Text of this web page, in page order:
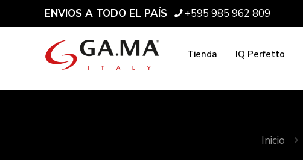
ENVIOS A TODO EL PAÍS +595 985 962 809
Tienda IQ Perfetto
Inicio